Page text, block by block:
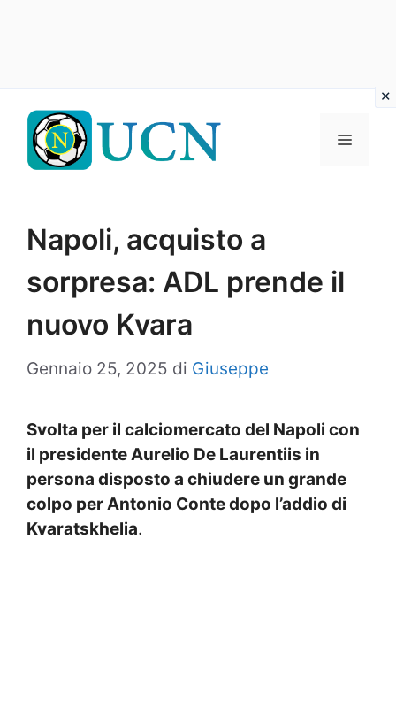
contenuto
Menu
Napoli, acquisto a
sorpresa: ADL prende il
nuovo Kvara
Gennaio 25, 2025 di Giuseppe
Svolta per il calciomercato del Napoli con
il presidente Aurelio De Laurentiis in
persona disposto a chiudere un grande
colpo per Antonio Conte dopo l’addio di
Kvaratskhelia.